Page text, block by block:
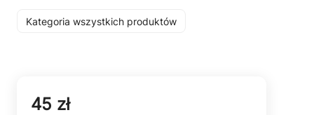
Kategoria wszystkich produktów
45 zł